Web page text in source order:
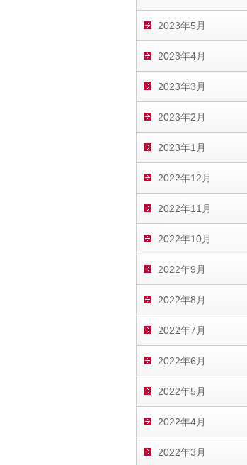
2023年5月
2023年4月
2023年3月
2023年2月
2023年1月
2022年12月
2022年11月
2022年10月
2022年9月
2022年8月
2022年7月
2022年6月
2022年5月
2022年4月
2022年3月